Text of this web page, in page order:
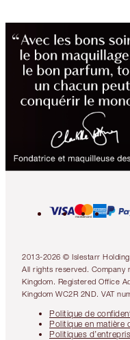
2013-2026 © Islestarr
All rights reserved. Company
Kingdom. Registered Office
Kingdom WC2R 2ND. VAT
Politique de
Politique en matière
Politiques